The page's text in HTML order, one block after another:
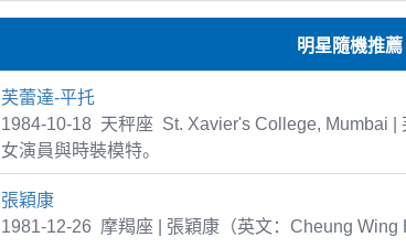
明星隨機推薦
芙蕾達-平托
1984-10-18 天秤座 St. Xavier's College, Mumbai |
女演員與時裝模特。
張穎康
1981-12-26 摩羯座 | 張穎康（英文：Cheung Wing